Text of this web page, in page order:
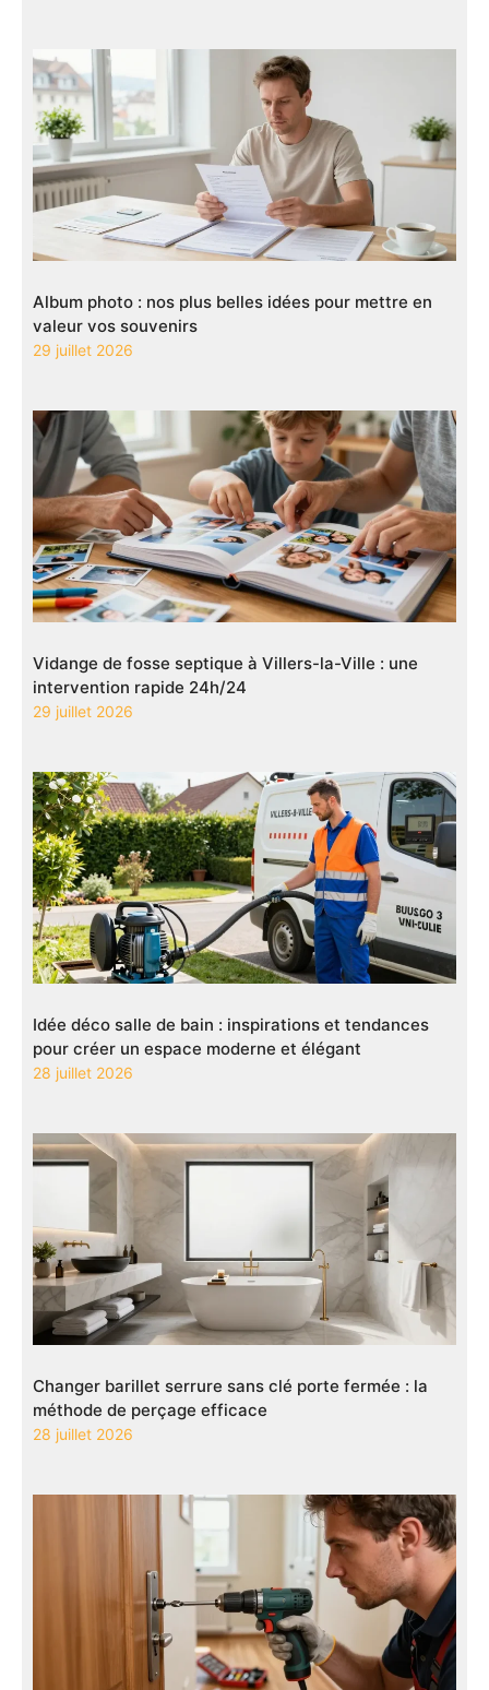
Album photo : nos plus belles idées pour mettre en
valeur vos souvenirs
29 juillet 2026
Vidange de fosse septique à Villers-la-Ville : une
intervention rapide 24h/24
29 juillet 2026
Idée déco salle de bain : inspirations et tendances
pour créer un espace moderne et élégant
28 juillet 2026
Changer barillet serrure sans clé porte fermée : la
méthode de perçage efficace
28 juillet 2026